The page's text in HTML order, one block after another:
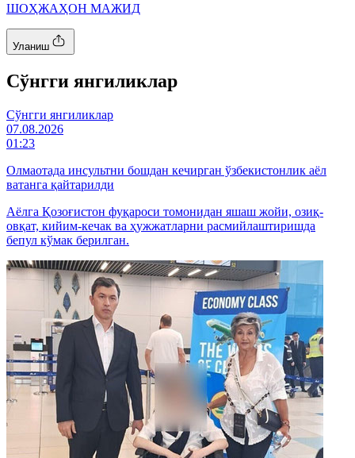
ШОҲЖАҲОН МАЖИД
Уланиш
Cўнгги янгиликлар
Cўнгги янгиликлар
07.08.2026
01:23
Олмаотада инсультни бошдан кечирган ўзбекистонлик аёл
ватанга қайтарилди
Аёлга Қозоғистон фуқароси томонидан яшаш жойи, озиқ-
овқат, кийим-кечак ва ҳужжатларни расмийлаштиришда
бепул кўмак берилган.